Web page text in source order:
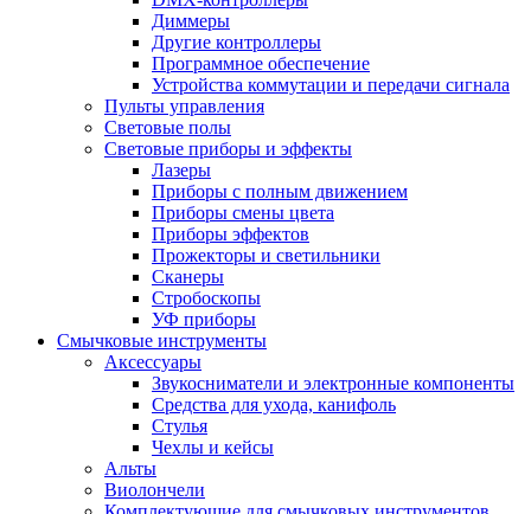
Диммеры
Другие контроллеры
Программное обеспечение
Устройства коммутации и передачи сигнала
Пульты управления
Световые полы
Световые приборы и эффекты
Лазеры
Приборы с полным движением
Приборы смены цвета
Приборы эффектов
Прожекторы и светильники
Сканеры
Стробоскопы
УФ приборы
Смычковые инструменты
Аксессуары
Звукосниматели и электронные компоненты
Средства для ухода, канифоль
Стулья
Чехлы и кейсы
Альты
Виолончели